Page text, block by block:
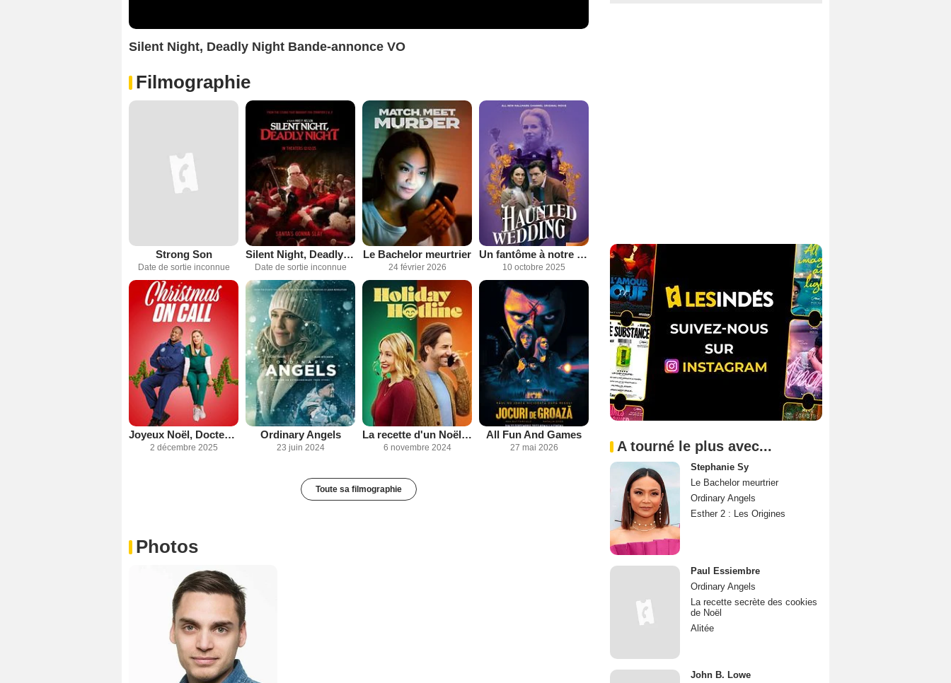
Silent Night, Deadly Night Bande-annonce VO
Filmographie
Strong Son
Date de sortie inconnue
Silent Night, Deadly Night
Date de sortie inconnue
Le Bachelor meurtrier
24 février 2026
Un fantôme à notre mariage
10 octobre 2025
Joyeux Noël, Docteur Williams !
2 décembre 2025
Ordinary Angels
23 juin 2024
La recette d'un Noël parfait
6 novembre 2024
All Fun And Games
27 mai 2026
Toute sa filmographie
Photos
A tourné le plus avec...
Stephanie Sy
Le Bachelor meurtrier
Ordinary Angels
Esther 2 : Les Origines
Paul Essiembre
Ordinary Angels
La recette secrète des cookies
de Noël
Alitée
John B. Lowe